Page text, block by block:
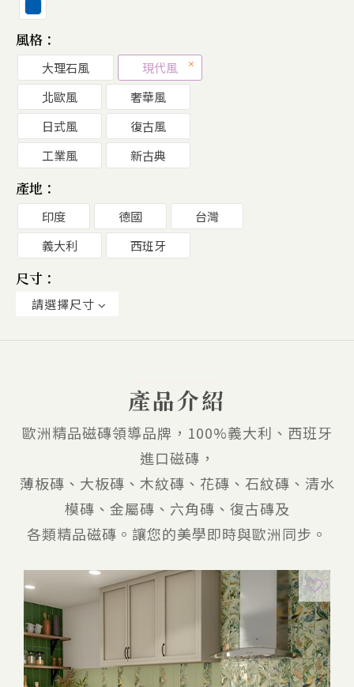
風格：
大理石風
現代風
北歐風
奢華風
日式風
復古風
工業風
新古典
產地：
印度 德國
台灣
義大利
西班牙
尺寸：
請選擇尺寸
產品介紹
歐洲精品磁磚領導品牌，100%義大利、西班牙
進口磁磚，
薄板磚、大板磚、木紋磚、花磚、石紋磚、清水
模磚、金屬磚、六角磚、復古磚及
各類精品磁磚。讓您的美學即時與歐洲同步。